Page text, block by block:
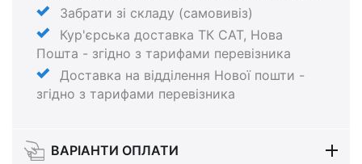
Забрати зі складу (самовивіз)
Кур'єрська доставка ТК САТ, Нова
Пошта - згідно з тарифами перевізника
Доставка на відділення Нової пошти -
згідно з тарифами перевізника
ВАРІАНТИ ОПЛАТИ